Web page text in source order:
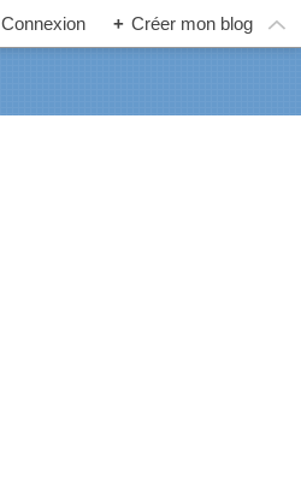
Connexion + Créer mon blog